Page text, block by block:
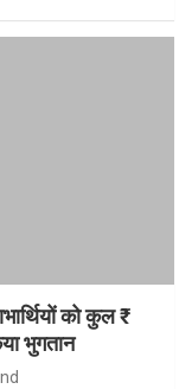
को कुल ₹
भुगतान